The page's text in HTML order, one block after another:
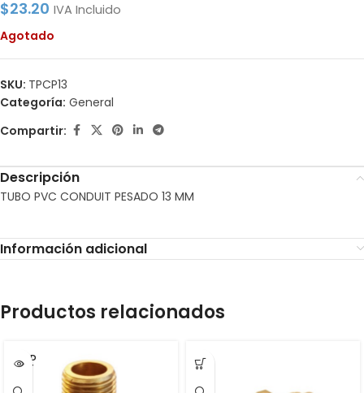
$23.20 IVA Incluido
Agotado
SKU: TPCP13
Categoría: General
Compartir:
Descripción
TUBO PVC CONDUIT PESADO 13 MM
Información adicional
Productos relacionados
SOLD
OUT